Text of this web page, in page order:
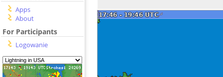
Apps
About
For Participants
Logowanie